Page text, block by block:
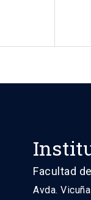
Facultad
Avda.